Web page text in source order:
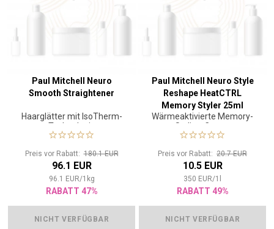
Paul Mitchell Neuro
Smooth Straightener
Haarglätter mit IsoTherm-
Technologie
Preis vor Rabatt:180.1 EUR
96.1 EUR
96.1 EUR/1 kg
RABATT 47%
NICHT VERFÜGBAR
Paul Mitchell Neuro Style
Reshape HeatCTRL
Memory Styler 25ml
Wärmeaktivierte Memory-
Styling-Creme
Preis vor Rabatt: 20.7 EUR
10.5 EUR
350 EUR/1
RABATT 49%
NICHT VERFÜGBAR